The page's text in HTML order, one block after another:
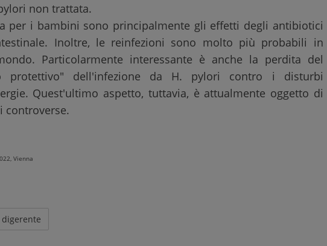
non trattata.
per i bambini sono principalmente gli effetti degli antibiotici
Inoltre, le reinfezioni sono molto più probabili in
Particolarmente interessante è anche la perdita del
protettivo" dell'infezione da H. pylori contro i disturbi
Quest'ultimo aspetto, tuttavia, è attualmente oggetto di
controverse.
Vienna